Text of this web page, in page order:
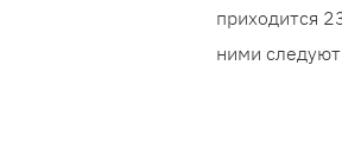
приходится
ними